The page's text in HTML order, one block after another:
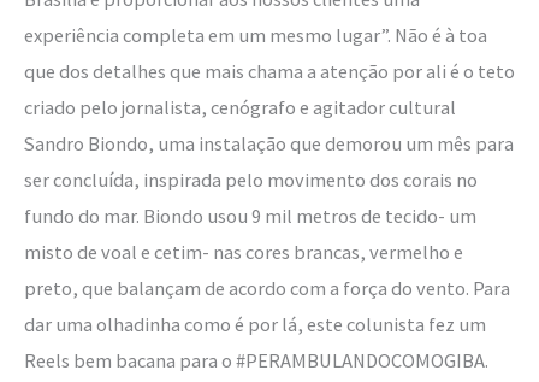
experiência completa em um mesmo lugar”. Não é à toa
que dos detalhes que mais chama a atenção por ali é o teto
criado pelo jornalista, cenógrafo e agitador cultural
Sandro Biondo, uma instalação que demorou um mês para
ser concluída, inspirada pelo movimento dos corais no
fundo do mar. Biondo usou 9 mil metros de tecido- um
misto de voal e cetim- nas cores brancas, vermelho e
preto, que balançam de acordo com a força do vento. Para
dar uma olhadinha como é por lá, este colunista fez um
Reels bem bacana para o #PERAMBULANDOCOMOGIBA.